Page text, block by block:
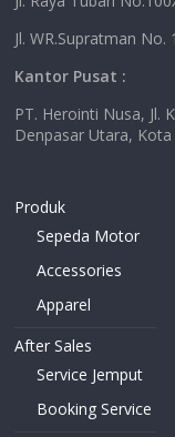
Jl. WR.Supratman
Kantor Pusat :
PT. Herointi Nusa, Jl.
Denpasar Utara,
Produk
Sepeda Motor
Accessories
Apparel
After Sales
Service Jemput
Booking Service